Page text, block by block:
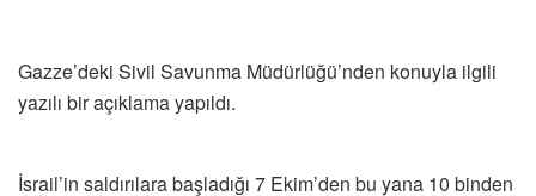
Gazze’deki Sivil Savunma Müdürlüğü’nden konuyla ilgili
yazılı bir açıklama yapıldı.
İsrail’in saldırılara başladığı 7 Ekim’den bu yana 10 binden